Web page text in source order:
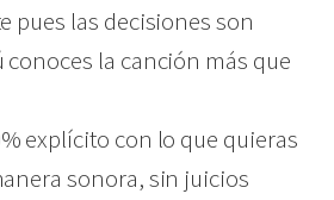
pues las decisiones son
conoces la canción más que
explícito con lo que quieras
sonora, sin juicios